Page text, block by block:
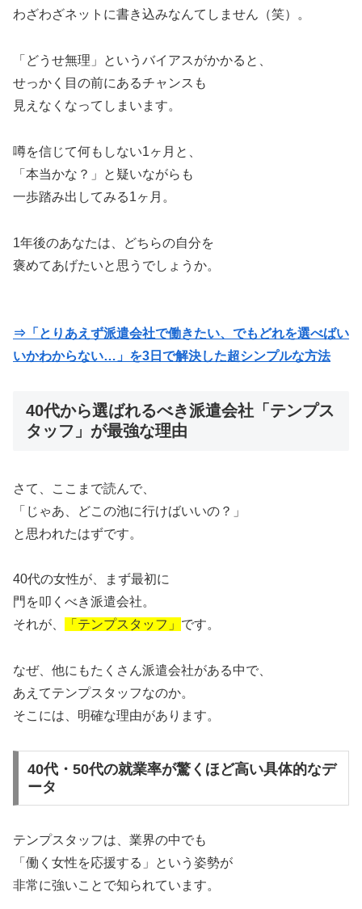
わざわざネットに書き込みなんてしません（笑）。
「どうせ無理」というバイアスがかかると、
せっかく目の前にあるチャンスも
見えなくなってしまいます。
噂を信じて何もしない1ヶ月と、
「本当かな？」と疑いながらも
一歩踏み出してみる1ヶ月。
1年後のあなたは、どちらの自分を
褒めてあげたいと思うでしょうか。
⇒「とりあえず派遣会社で働きたい、でもどれを選べばい
いかわからない…」を3日で解決した超シンプルな方法
40代から選ばれるべき派遣会社「テンプス
タッフ」が最強な理由
さて、ここまで読んで、
「じゃあ、どこの池に行けばいいの？」
と思われたはずです。
40代の女性が、まず最初に
門を叩くべき派遣会社。
それが、
「テンプスタッフ」 です。
なぜ、他にもたくさん派遣会社がある中で、
あえてテンプスタッフなのか。
そこには、明確な理由があります。
40代・50代の就業率が驚くほど高い具体的なデ
ータ
テンプスタッフは、業界の中でも
「働く女性を応援する」という姿勢が
非常に強いことで知られています。